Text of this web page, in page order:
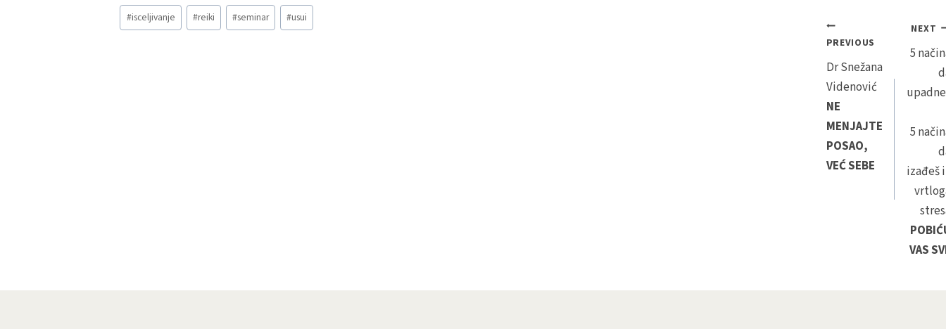
Post
Tags:
#isceljivanje #reiki #seminar #usui
Post
PREVIOUS
Dr Snežana
Videnović
NE
MENJAJTE
POSAO,
VEĆ SEBE
NEXT
5
5
izađeš
VAS